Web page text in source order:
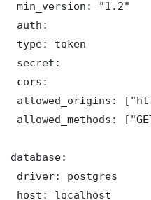
min_version: "1.2"
auth:
type: token
secret:
cors:
allowed_origins:
allowed_methods:
database:
driver: postgres
host: localhost